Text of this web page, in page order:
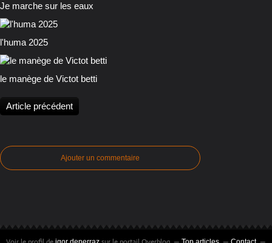
Je marche sur les eaux
l'huma 2025
le manège de Victot betti
Article précédent
Ajouter un commentaire